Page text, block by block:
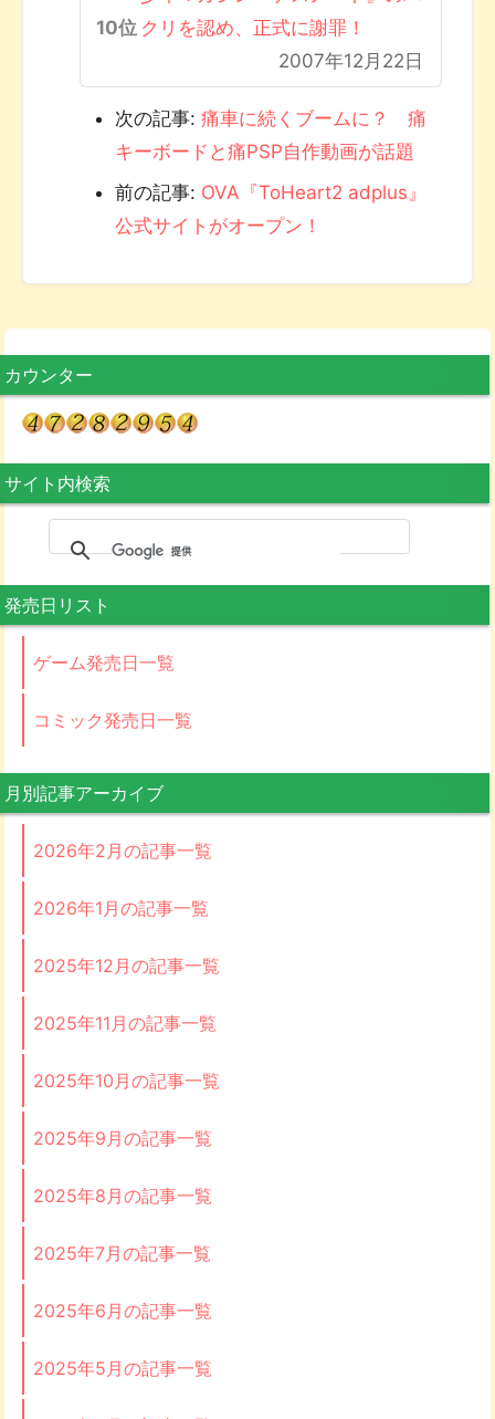
クリを認め、正式に謝罪！
2007年12月22日
次の記事: 痛車に続くブームに？ 痛
キーボードと痛PSP自作動画が話題
前の記事: OVA『ToHeart2 adplus』
公式サイトがオープン！
カウンター
サイト内検索
発売日リスト
ゲーム発売日一覧
コミック発売日一覧
月別記事アーカイブ
2026年2月の記事一覧
2026年1月の記事一覧
2025年12月の記事一覧
2025年11月の記事一覧
2025年10月の記事一覧
2025年9月の記事一覧
2025年8月の記事一覧
2025年7月の記事一覧
2025年6月の記事一覧
2025年5月の記事一覧